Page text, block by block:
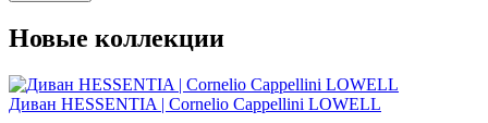
Новые коллекции
Диван HESSENTIA | Cornelio Cappellini LOWELL